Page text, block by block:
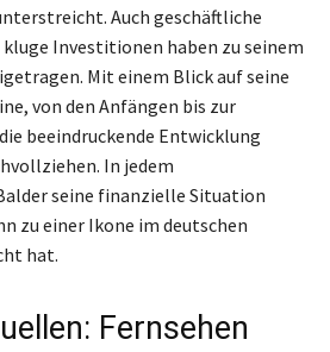
Auch geschäftliche
Investitionen haben zu seinem
Mit einem Blick auf seine
von den Anfängen bis zur
beeindruckende Entwicklung
In jedem
seine finanzielle Situation
zu einer Ikone im deutschen
hat.
Fernsehen